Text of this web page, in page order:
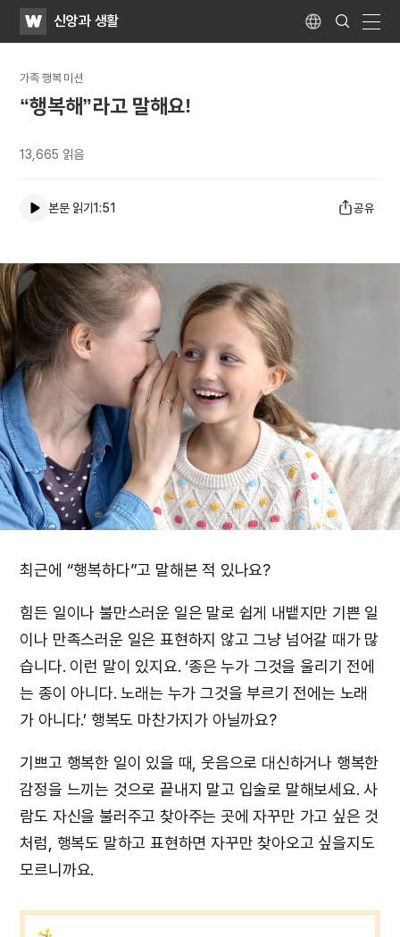
WATV신앙과 생활 Language
Search
Submit
가족 행복 미션
“행복해”라고 말해요!
13,665 읽음
본문 읽기1:51 공유
최근에 “행복하다”고 말해본 적 있나요?
힘든 일이나 불만스러운 일은 말로 쉽게 내뱉지만 기쁜 일
이나 만족스러운 일은 표현하지 않고 그냥 넘어갈 때가 많
습니다. 이런 말이 있지요. ‘종은 누가 그것을 울리기 전에
는 종이 아니다. 노래는 누가 그것을 부르기 전에는 노래
가 아니다.’ 행복도 마찬가지가 아닐까요?
기쁘고 행복한 일이 있을 때, 웃음으로 대신하거나 행복한
감정을 느끼는 것으로 끝내지 말고 입술로 말해보세요. 사
람도 자신을 불러주고 찾아주는 곳에 자꾸만 가고 싶은 것
처럼, 행복도 말하고 표현하면 자꾸만 찾아오고 싶을지도
모르니까요.